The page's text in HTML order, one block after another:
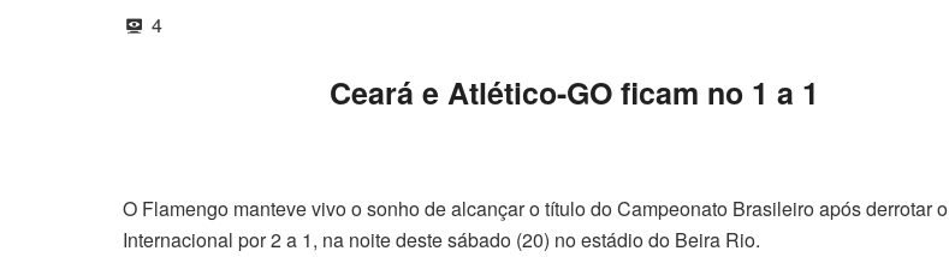
4
Ceará e Atlético-GO ficam no 1 a 1
O Flamengo manteve vivo o sonho de alcançar o título do Campeonato Brasileiro após derrotar o
Internacional por 2 a 1, na noite deste sábado (20) no estádio do Beira Rio.